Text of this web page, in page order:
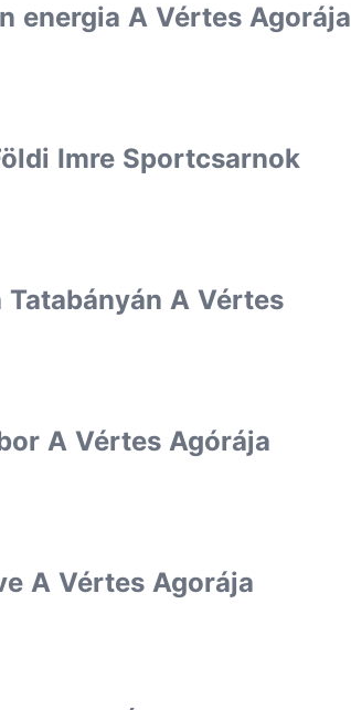
energia A Vértes Agorája
Imre Sportcsarnok
Tatabányán A Vértes
A Vértes Agórája
A Vértes Agorája